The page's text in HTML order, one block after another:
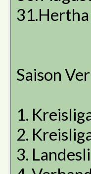
Saison
1.
2.
3.